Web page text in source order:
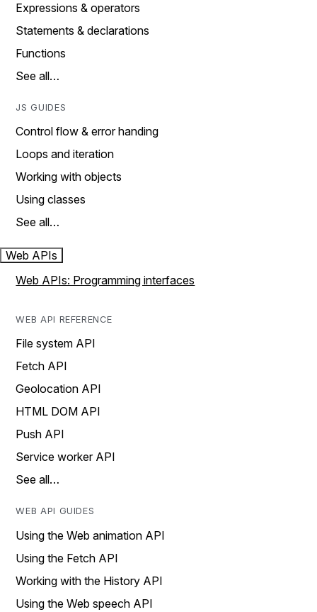
Expressions & operators
Statements & declarations
Functions
See all…
JS GUIDES
Control flow & error handing
Loops and iteration
Working with objects
Using classes
See all…
Web APIs
Web APIs: Programming interfaces
WEB API REFERENCE
File system API
Fetch API
Geolocation API
HTML DOM API
Push API
Service worker API
See all…
WEB API GUIDES
Using the Web animation API
Using the Fetch API
Working with the History API
Using the Web speech API